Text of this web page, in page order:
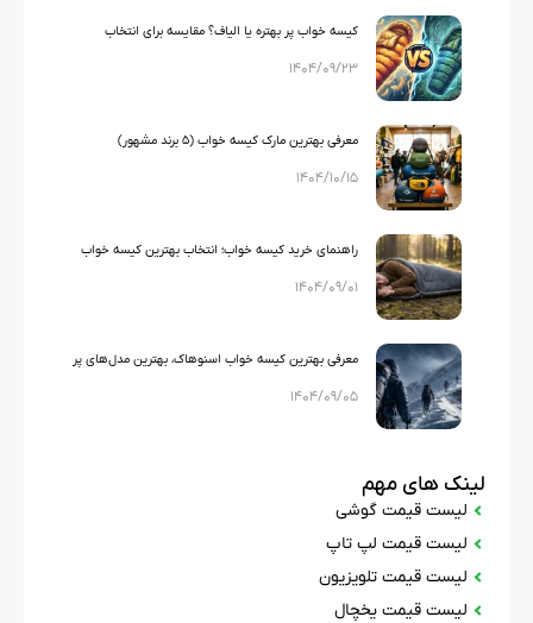
کیسه خواب پر بهتره یا الیاف؟ مقایسه برای انتخاب
بهترین کیسه خواب کوهنوردی
۱۴۰۴/۰۹/۲۳
معرفی بهترین مارک کیسه خواب (۵ برند مشهور)
۱۴۰۴/۱۰/۱۵
راهنمای خرید کیسه خواب؛ انتخاب بهترین کیسه خواب
برای کمپینگ و کوهنوردی
۱۴۰۴/۰۹/۰۱
معرفی بهترین کیسه خواب اسنوهاک، بهترین مدل‌های پر
و حرفه‌ای Snow Hawk
۱۴۰۴/۰۹/۰۵
لینک های مهم
لیست قیمت گوشی
لیست قیمت لپ تاپ
لیست قیمت تلویزیون
لیست قیمت یخچال